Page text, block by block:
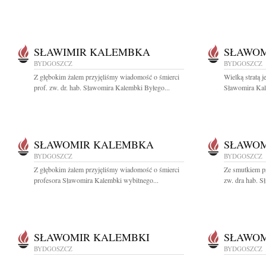
SŁAWIMIR KALEMBKA
BYDGOSZCZ
Z głębokim żalem przyjęliśmy wiadomość o śmierci
prof. zw. dr. hab. Sławomira Kalembki Byłego...
BYDGOSZCZ
Wielką stratą
Sławomira
SŁAWOMIR KALEMBKA
BYDGOSZCZ
Z głębokim żalem przyjęliśmy wiadomość o śmierci
profesora Sławomira Kalembki wybitnego...
BYDGOSZCZ
Ze smutkiem
zw. dra hab.
SŁAWOMIR KALEMBKI
BYDGOSZCZ BYDGOSZCZ